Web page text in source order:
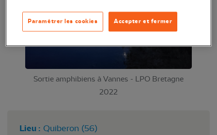
Sortie amphibiens à Vannes - LPO Bretagne
2022
Lieu : Quiberon (56)
Accepter et fermer
Paramétrer les cookies